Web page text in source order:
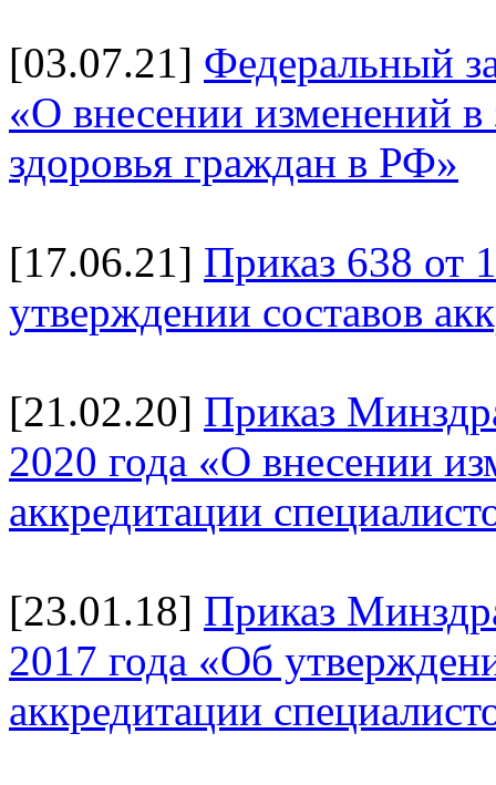
[03.07.21] Федеральный
«О внесении изменений
здоровья граждан в РФ»
[17.06.21] Приказ 638 от
утверждении составов
[21.02.20] Приказ
2020 года «О внесении
аккредитации
[23.01.18] Приказ
2017 года «Об
аккредитации